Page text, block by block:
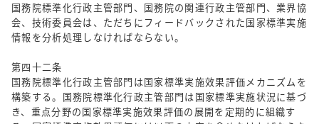
国務院標準化行政主管部門、国務院の関連行政主管部門、業界協
会、技術委員会は、ただちにフィードバックされた国家標準実施
情報を分析処理しなければならない。
第四十二条
国務院標準化行政主管部門は国家標準実施效果評価メカニズムを
構築する。国務院標準化行政主管部門は国家標準実施状況に基づ
き、重点分野の国家標準実施效果評価の展開を定期的に組織す